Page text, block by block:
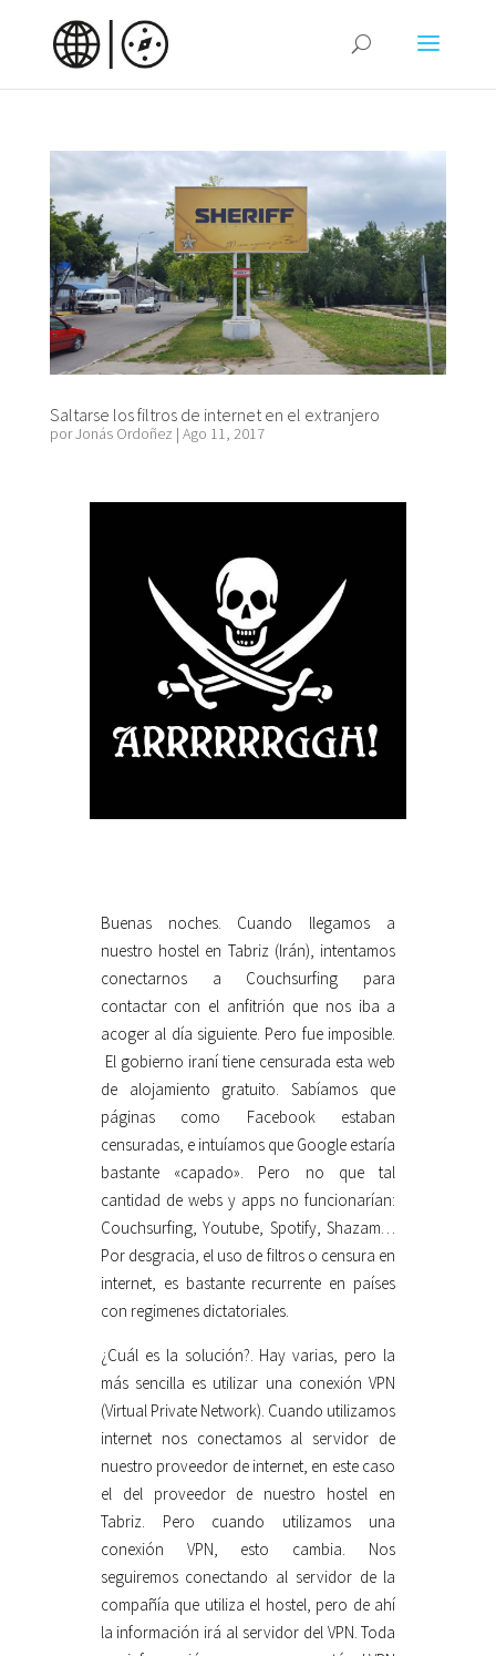
Saltarse los filtros de internet en el extranjero
porJonás Ordoñez | Ago 11, 2017
Buenas noches. Cuando llegamos a
nuestro hostel en Tabriz (Irán), intentamos
conectarnos a Couchsurfing para
contactar con el anfitrión que nos iba a
acoger al día siguiente. Pero fue imposible.
El gobierno iraní tiene censurada esta web
de alojamiento gratuito. Sabíamos que
páginas como Facebook estaban
censuradas, e intuíamos que Google estaría
bastante «capado». Pero no que tal
cantidad de webs y apps no funcionarían:
Couchsurfing, Youtube, Spotify, Shazam…
Por desgracia, el uso de filtros o censura en
internet, es bastante recurrente en países
con regimenes dictatoriales.
¿Cuál es la solución?. Hay varias, pero la
más sencilla es utilizar una conexión VPN
(Virtual Private Network). Cuando utilizamos
internet nos conectamos al servidor de
nuestro proveedor de internet, en este caso
el del proveedor de nuestro hostel en
Tabriz. Pero cuando utilizamos una
conexión VPN, esto cambia. Nos
seguiremos conectando al servidor de la
compañía que utiliza el hostel, pero de ahí
la información irá al servidor del VPN. Toda